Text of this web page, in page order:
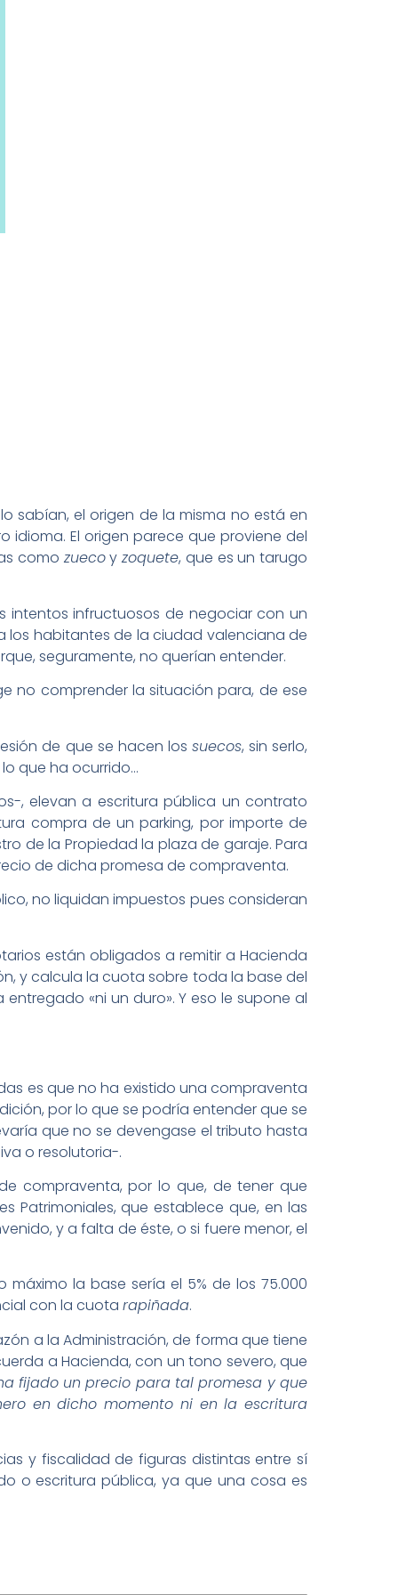
sabían, el origen de la misma no está en
El origen parece que proviene del
como zuecoy zoquete, que es un tarugo
intentos infructuosos de negociar con un
los habitantes de la ciudad valenciana de
seguramente, no querían entender.
no comprender la situación para, de ese
de que se hacen los suecos, sin serlo,
que ha ocurrido…
, elevan a escritura pública un contrato
compra de un parking, por importe de
de la Propiedad la plaza de garaje. Para
de dicha promesa de compraventa.
no liquidan impuestos pues consideran
están obligados a remitir a Hacienda
y calcula la cuota sobre toda la base del
«ni un duro». Y eso le supone al
es que no ha existido una compraventa
por lo que se podría entender que se
que no se devengase el tributo hasta
o resolutoria-.
compraventa, por lo que, de tener que
Patrimoniales, que establece que, en las
y a falta de éste, o si fuere menor, el
la base sería el 5% de los 75.000
con la cuota rapiñada.
a la Administración, de forma que tiene
a Hacienda, con un tono severo, que
fijado un precio para tal promesa y que
en dicho momento ni en la escritura
y fiscalidad de figuras distintas entre sí
o escritura pública, ya que una cosa es